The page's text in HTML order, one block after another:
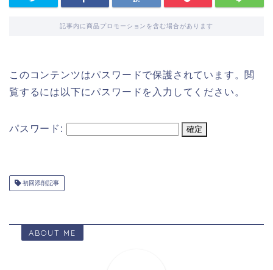
記事内に商品プロモーションを含む場合があります
このコンテンツはパスワードで保護されています。閲
覧するには以下にパスワードを入力してください。
パスワード:
初回添削記事
ABOUT ME